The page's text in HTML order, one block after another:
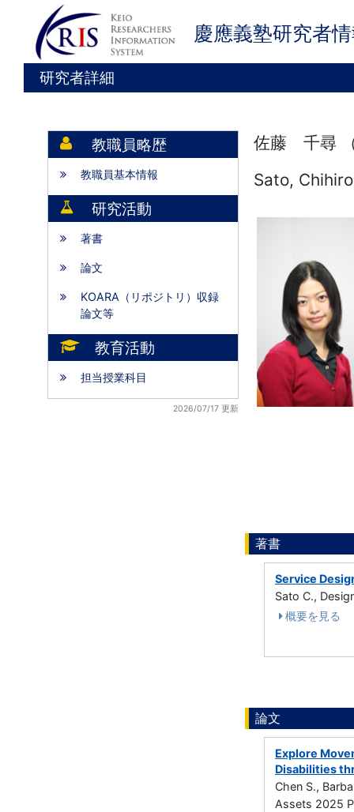
慶應義塾研究者
研究者詳細
教職員略歴
教職員基本情報
研究活動
著書
論文
KOARA（リポジトリ）収録
論文等
教育活動
担当授業科目
2026/07/17 更新
佐藤 千尋
Sato, Chihiro
著書
Service
Sato C.,
概要を見る
論文
Explore
Disabilities
Chen S.,
Assets 2025